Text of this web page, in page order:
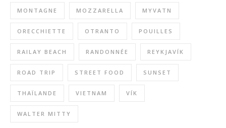
MONTAGNE MOZZARELLA MYVATN
ORECCHIETTE OTRANTO POUILLES
RAILAY BEACH RANDONNÉE REYKJAVÍK
ROAD TRIP STREET FOOD SUNSET
THAÏLANDE VIETNAM VÍK
WALTER MITTY